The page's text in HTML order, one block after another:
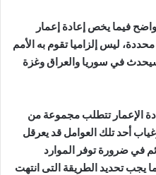
فيما يخص إعادة إعمار
ليس إلزاميا تقوم به الأمم
سيحدث في سوريا والعراق وغزة
الإعمار تتطلب مجموعة من
أحد تلك العوامل قد يعرقل
في ضرورة توفر الموارد
يجب تحديد الطريقة التى انتهت